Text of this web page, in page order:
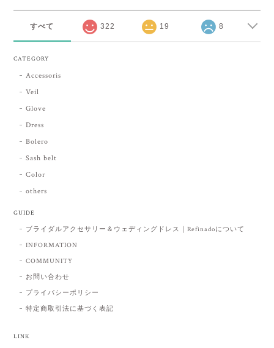
すべて 322 19 8
CATEGORY
Accessoris
Veil
Glove
Dress
Bolero
Sash belt
Color
others
GUIDE
ブライダルアクセサリー＆ウェディングドレス｜Refinadoについて
INFORMATION
COMMUNITY
お問い合わせ
プライバシーポリシー
特定商取引法に基づく表記
LINK